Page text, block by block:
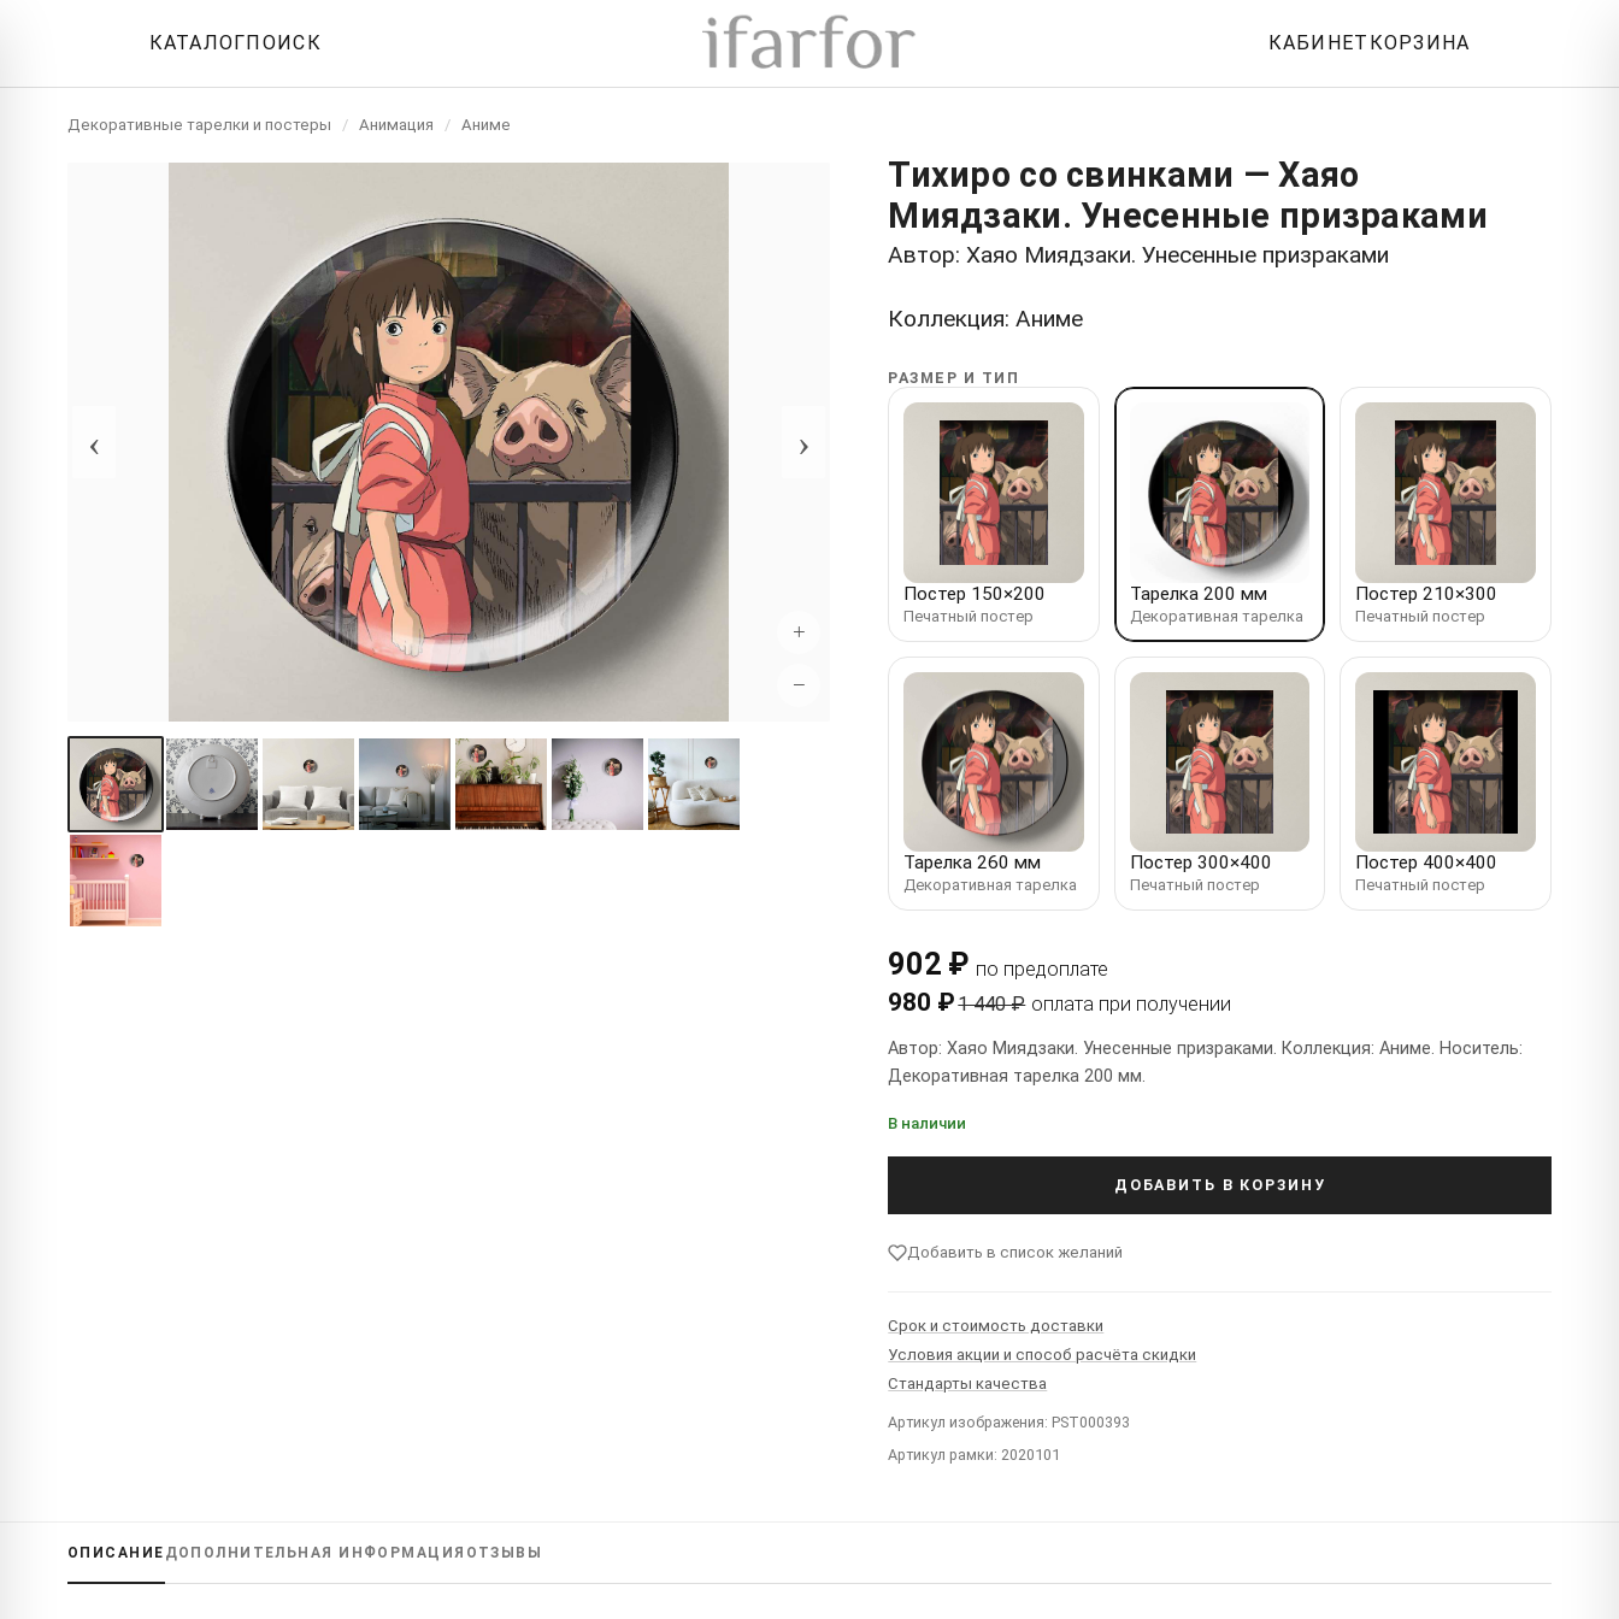
КАТАЛОГПОИСК КАБИНЕТ КОРЗИНА
Декоративные тарелки и постеры / Анимация / Аниме
‹ ›
+
−
Тихиро со свинками — Хаяо
Миядзаки. Унесенные призраками
Автор: Хаяо Миядзаки. Унесенные призраками
Коллекция: Аниме
РАЗМЕР И ТИП
Постер 150×200
Печатный постер
Тарелка 200 мм
Декоративная тарелка
Постер 210×300
Печатный постер
Тарелка 260 мм
Декоративная тарелка
Постер 300×400
Печатный постер
Постер 400×400
Печатный постер
902 ₽ по предоплате
980 ₽1 440 ₽ оплата при получении
Автор: Хаяо Миядзаки. Унесенные призраками. Коллекция: Аниме. Носитель:
Декоративная тарелка 200 мм.
В наличии
ДОБАВИТЬ В КОРЗИНУ
Добавить в список желаний
Срок и стоимость доставки
Условия акции и способ расчёта скидки
Стандарты качества
Артикул изображения: PST000393
Артикул рамки: 2020101
ОПИСАНИЕ ДОПОЛНИТЕЛЬНАЯ ИНФОРМАЦИЯ ОТЗЫВЫ